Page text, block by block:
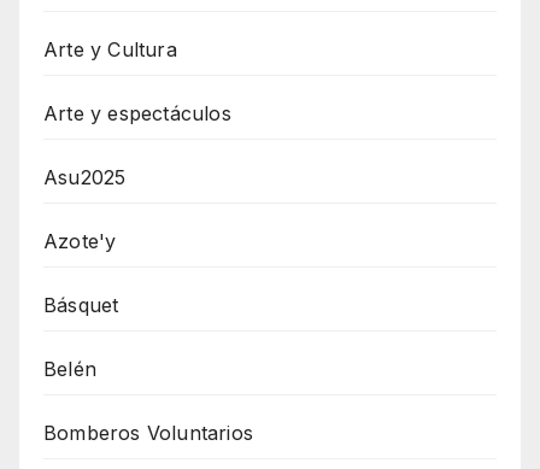
Arte y Cultura
Arte y espectáculos
Asu2025
Azote'y
Básquet
Belén
Bomberos Voluntarios